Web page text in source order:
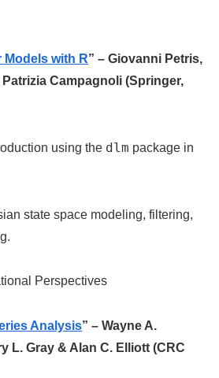
Models with R” – Giovanni Petris,
Campagnoli (Springer,
using the dlm package in
state space modeling, filtering,
Perspectives
Analysis” – Wayne A.
L. Gray & Alan C. Elliott (CRC